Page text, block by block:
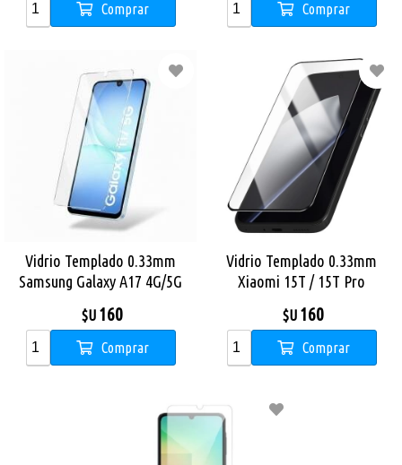
Comprar Comprar
Vidrio Templado 0.33mm
Samsung Galaxy A17 4G/5G
$U 160
Comprar
Vidrio Templado 0.33mm
Xiaomi 15T / 15T Pro
$U 160
Comprar